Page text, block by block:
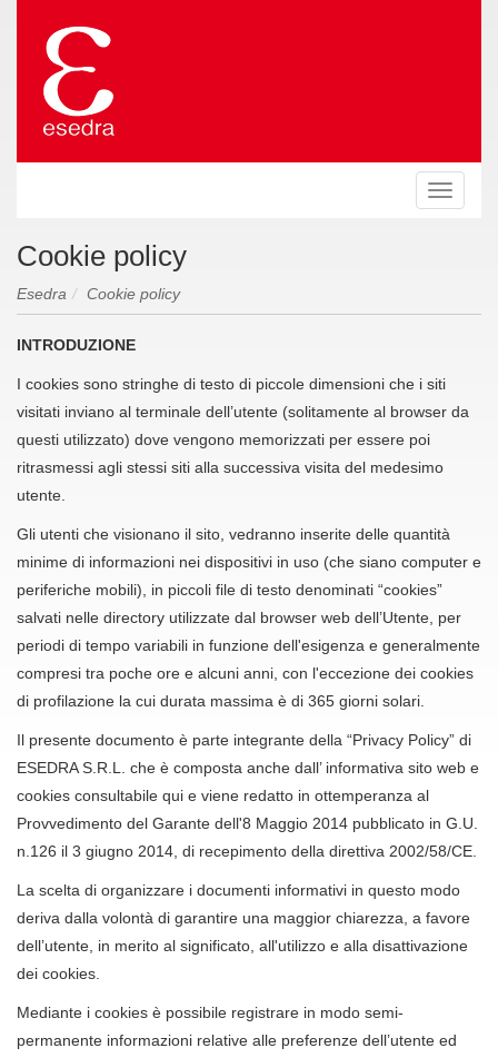
Toggle
Cookie policy
Esedra Cookie policy
INTRODUZIONE
I cookies sono stringhe di testo di piccole dimensioni che i siti
visitati inviano al terminale dell’utente (solitamente al browser da
questi utilizzato) dove vengono memorizzati per essere poi
ritrasmessi agli stessi siti alla successiva visita del medesimo
utente.
Gli utenti che visionano il sito, vedranno inserite delle quantità
minime di informazioni nei dispositivi in uso (che siano computer e
periferiche mobili), in piccoli file di testo denominati “cookies”
salvati nelle directory utilizzate dal browser web dell’Utente, per
periodi di tempo variabili in funzione dell'esigenza e generalmente
compresi tra poche ore e alcuni anni, con l'eccezione dei cookies
di profilazione la cui durata massima è di 365 giorni solari.
Il presente documento è parte integrante della “Privacy Policy” di
ESEDRA S.R.L. che è composta anche dall’ informativa sito web e
cookies consultabile qui e viene redatto in ottemperanza al
Provvedimento del Garante dell'8 Maggio 2014 pubblicato in G.U.
n.126 il 3 giugno 2014, di recepimento della direttiva 2002/58/CE.
La scelta di organizzare i documenti informativi in questo modo
deriva dalla volontà di garantire una maggior chiarezza, a favore
dell’utente, in merito al significato, all'utilizzo e alla disattivazione
dei cookies.
Mediante i cookies è possibile registrare in modo semi-
permanente informazioni relative alle preferenze dell’utente ed